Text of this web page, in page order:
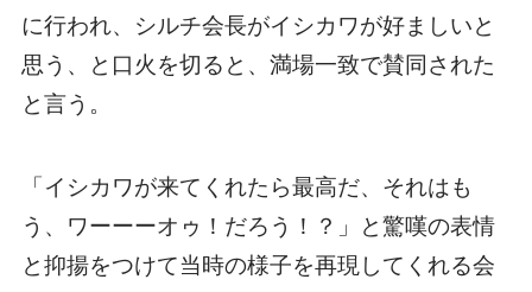
に行われ、シルチ会長がイシカワが好ましいと
思う、と口火を切ると、満場一致で賛同された
と言う。
「イシカワが来てくれたら最高だ、それはも
う、ワーーーオゥ！だろう！？」と驚嘆の表情
と抑揚をつけて当時の様子を再現してくれる会